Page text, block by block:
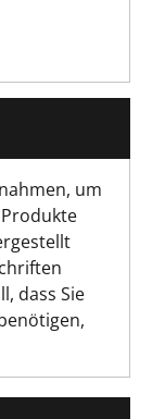
um
dass Sie